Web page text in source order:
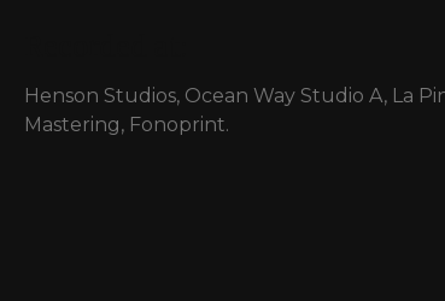
Henson Studios, Ocean Way Studio A, La
Mastering, Fonoprint.